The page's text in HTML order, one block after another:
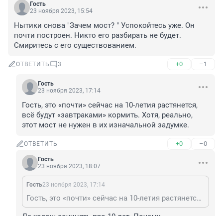
Гость
23 ноября 2023, 15:54
Нытики снова "Зачем мост? " Успокойтесь уже. Он
почти построен. Никто его разбирать не будет.
Смиритесь с его существованием.
ОТВЕТИТЬ 3 +0 –1
Гость
23 ноября 2023, 17:14
Гость, это «почти» сейчас на 10-летия растянется,
всё будут «завтраками» кормить. Хотя, реально,
этот мост не нужен в их изначальной задумке.
ОТВЕТИТЬ +0 –0
Гость
23 ноября 2023, 18:07
Гость23 ноября 2023, 17:14
Гость, это «почти» сейчас на 10-летия растянется, всё будут «завтраками» кормить. Хотя, реально, этот мост не нужен в их изначальной задумке.